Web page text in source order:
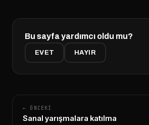
Bu sayfa yardımcı oldu mu?
EVET HAYIR
← ÖNCEKI
Sanal yarışmalara katılma